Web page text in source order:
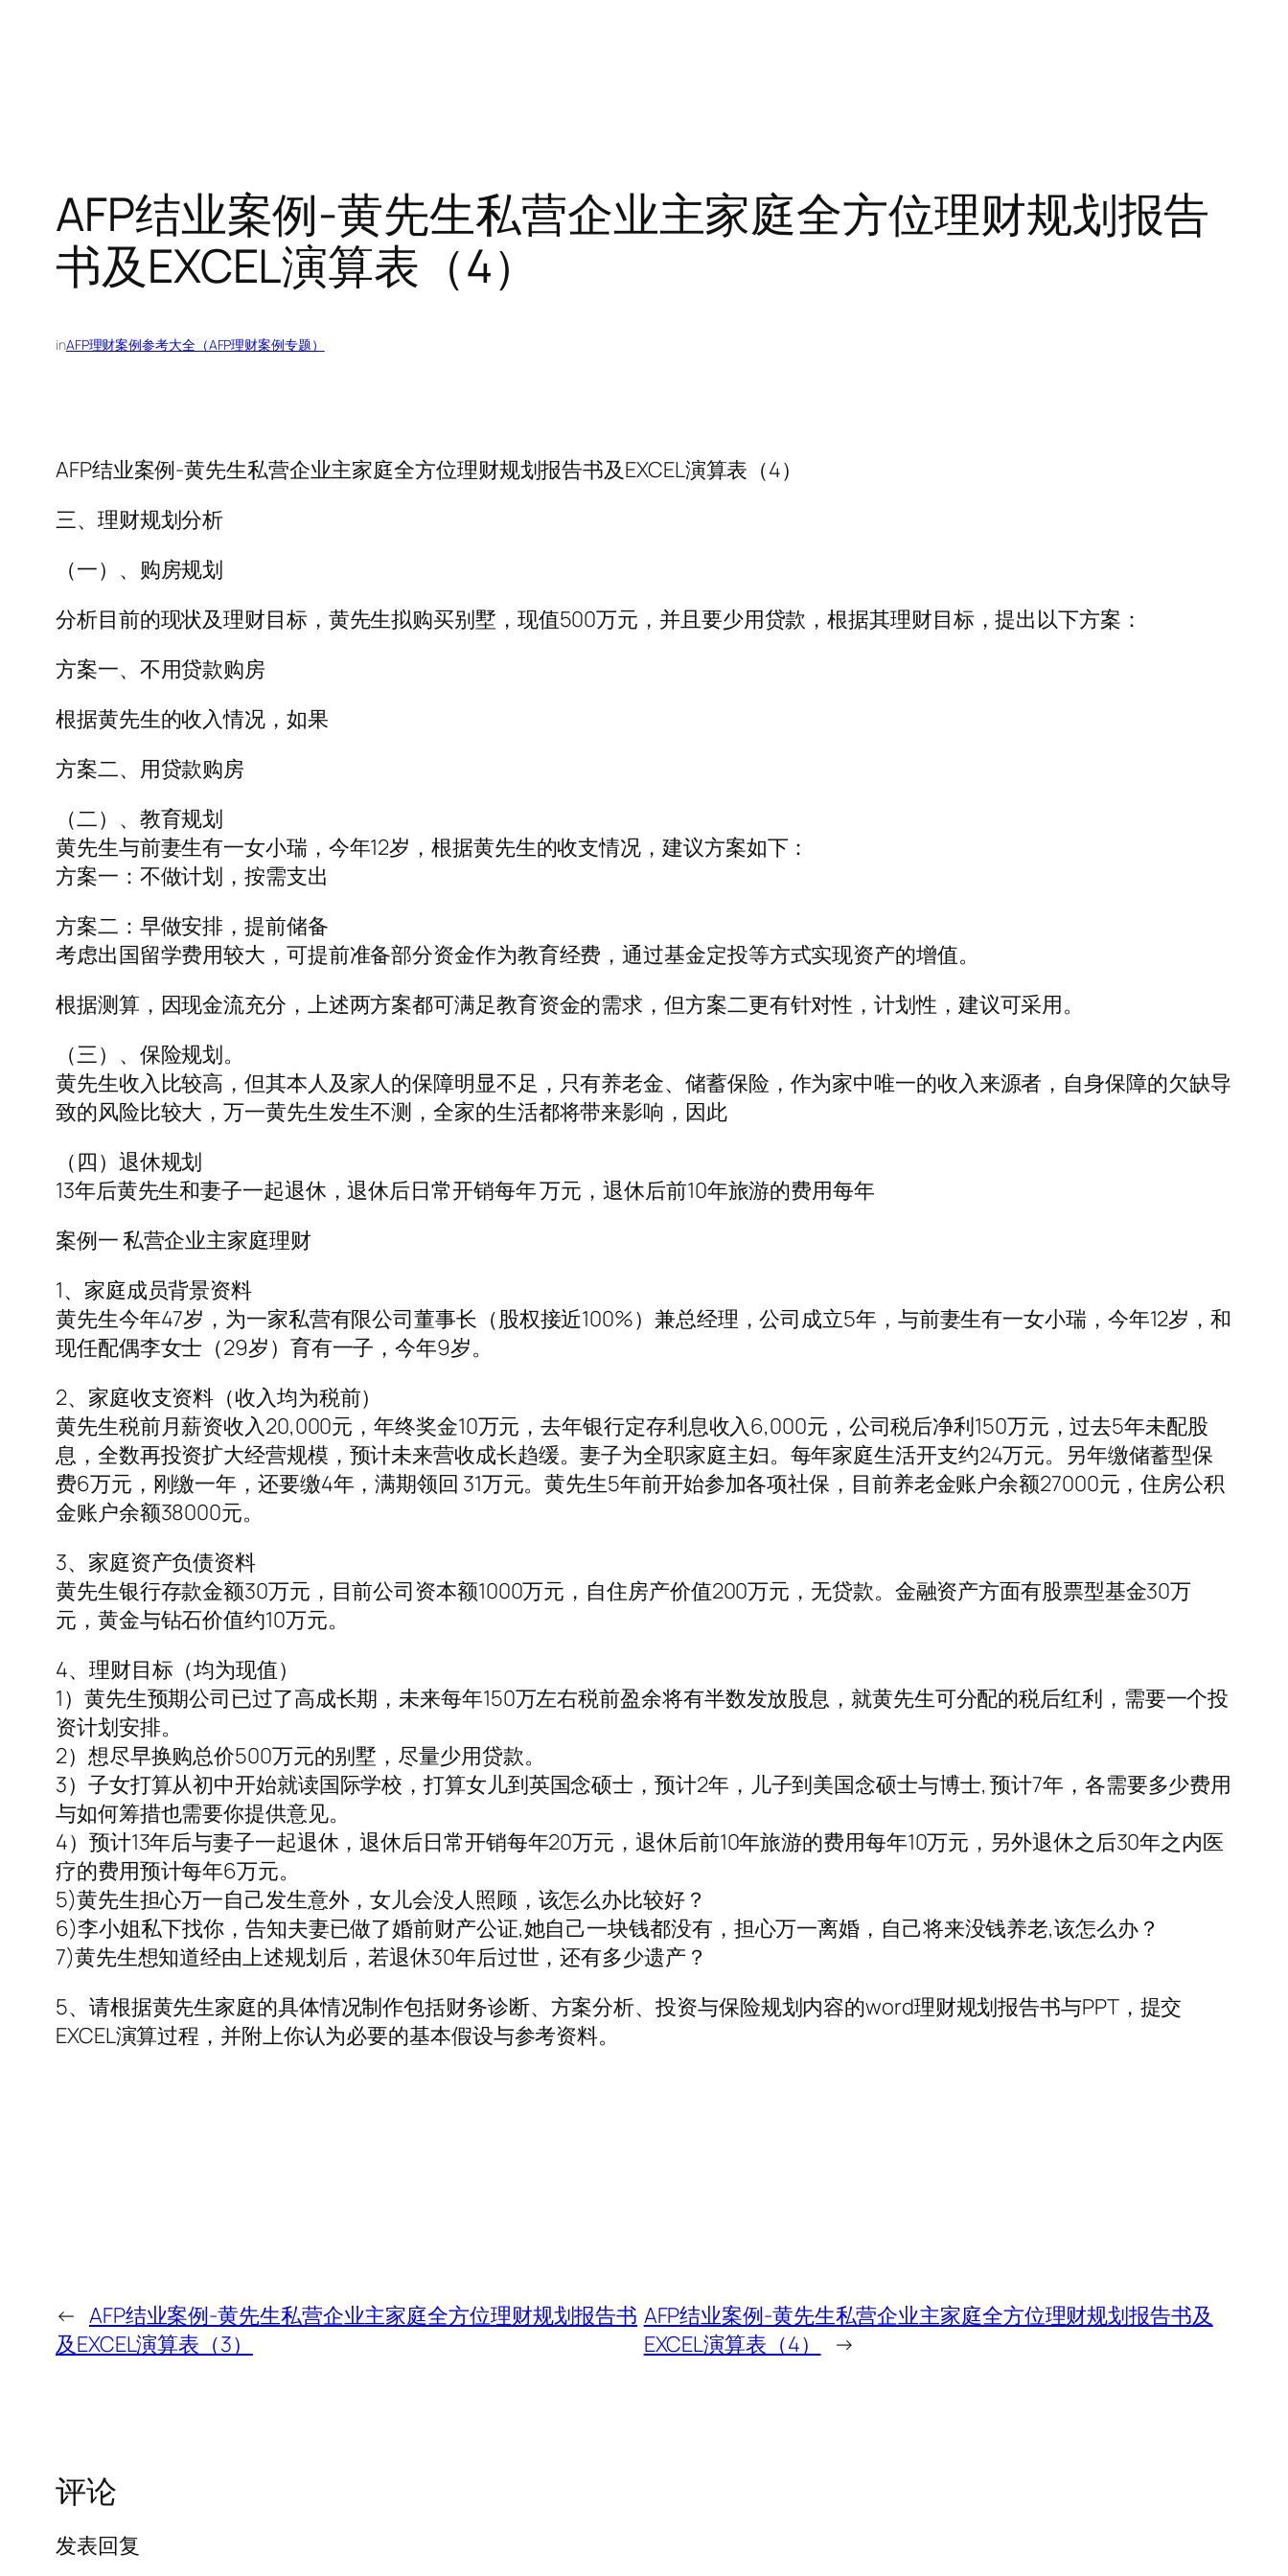
AFP结业案例-黄先生私营企业主家庭全方位理财规划报告
书及EXCEL演算表（4）
inAFP理财案例参考大全（AFP理财案例专题）
AFP结业案例-黄先生私营企业主家庭全方位理财规划报告书及EXCEL演算表（4）
三、理财规划分析
（一）、购房规划
分析目前的现状及理财目标，黄先生拟购买别墅，现值500万元，并且要少用贷款，根据其理财目标，提出以下方案：
方案一、不用贷款购房
根据黄先生的收入情况，如果
方案二、用贷款购房
（二）、教育规划
黄先生与前妻生有一女小瑞，今年12岁，根据黄先生的收支情况，建议方案如下：
方案一：不做计划，按需支出
方案二：早做安排，提前储备
考虑出国留学费用较大，可提前准备部分资金作为教育经费，通过基金定投等方式实现资产的增值。
根据测算，因现金流充分，上述两方案都可满足教育资金的需求，但方案二更有针对性，计划性，建议可采用。
（三）、保险规划。
黄先生收入比较高，但其本人及家人的保障明显不足，只有养老金、储蓄保险，作为家中唯一的收入来源者，自身保障的欠缺导
致的风险比较大，万一黄先生发生不测，全家的生活都将带来影响，因此
（四）退休规划
13年后黄先生和妻子一起退休，退休后日常开销每年 万元，退休后前10年旅游的费用每年
案例一 私营企业主家庭理财
1、家庭成员背景资料
黄先生今年47岁，为一家私营有限公司董事长（股权接近100%）兼总经理，公司成立5年，与前妻生有一女小瑞，今年12岁，和
现任配偶李女士（29岁）育有一子，今年9岁。
2、家庭收支资料（收入均为税前）
黄先生税前月薪资收入20,000元，年终奖金10万元，去年银行定存利息收入6,000元，公司税后净利150万元，过去5年未配股
息，全数再投资扩大经营规模，预计未来营收成长趋缓。妻子为全职家庭主妇。每年家庭生活开支约24万元。另年缴储蓄型保
费6万元，刚缴一年，还要缴4年，满期领回 31万元。黄先生5年前开始参加各项社保，目前养老金账户余额27000元，住房公积
金账户余额38000元。
3、家庭资产负债资料
黄先生银行存款金额30万元，目前公司资本额1000万元，自住房产价值200万元，无贷款。金融资产方面有股票型基金30万
元，黄金与钻石价值约10万元。
4、理财目标（均为现值）
1）黄先生预期公司已过了高成长期，未来每年150万左右税前盈余将有半数发放股息，就黄先生可分配的税后红利，需要一个投
资计划安排。
2）想尽早换购总价500万元的别墅，尽量少用贷款。
3）子女打算从初中开始就读国际学校，打算女儿到英国念硕士，预计2年，儿子到美国念硕士与博士, 预计7年，各需要多少费用
与如何筹措也需要你提供意见。
4）预计13年后与妻子一起退休，退休后日常开销每年20万元，退休后前10年旅游的费用每年10万元，另外退休之后30年之内医
疗的费用预计每年6万元。
5)黄先生担心万一自己发生意外，女儿会没人照顾，该怎么办比较好？
6)李小姐私下找你，告知夫妻已做了婚前财产公证,她自己一块钱都没有，担心万一离婚，自己将来没钱养老,该怎么办？
7)黄先生想知道经由上述规划后，若退休30年后过世，还有多少遗产？
5、请根据黄先生家庭的具体情况制作包括财务诊断、方案分析、投资与保险规划内容的word理财规划报告书与PPT，提交
EXCEL演算过程，并附上你认为必要的基本假设与参考资料。
← AFP结业案例-黄先生私营企业主家庭全方位理财规划报告书
及EXCEL演算表（3）
AFP结业案例-黄先生私营企业主家庭全方位理财规划报告书及
EXCEL演算表（4）
→
评论
发表回复